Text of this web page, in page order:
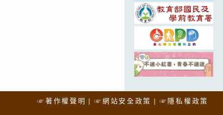
☞著作權聲明 ☞網站安全政策 ☞隱私權政策